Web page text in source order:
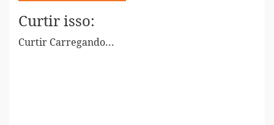
Curtir isso:
Curtir Carregando...